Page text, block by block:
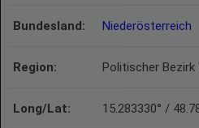
Bundesland: Niederösterreich
Region: Politischer
Long/Lat: 15.283330° /